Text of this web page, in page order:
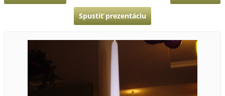
Spustiť prezentáciu